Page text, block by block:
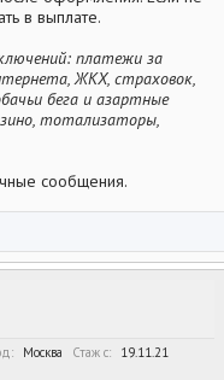
в выплате.
платежи за
ЖКХ, страховок,
бега и азартные
тотализаторы,
сообщения.
Москва Стаж c
19.11.21